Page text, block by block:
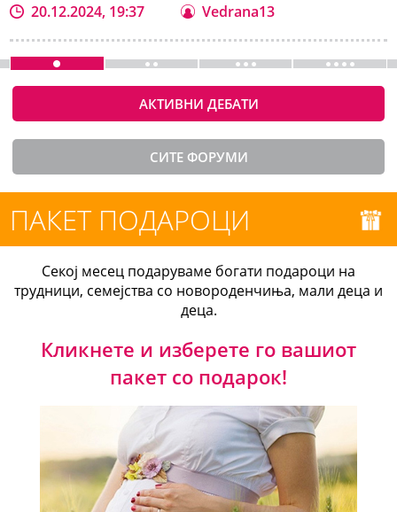
20.12.2024, 19:37 Vedrana13
АКТИВНИ ДЕБАТИ
СИТЕ ФОРУМИ
ПАКЕТ ПОДАРОЦИ
Секој месец подаруваме богати подароци на
трудници, семејства со новороденчиња, мали деца и
деца.
Кликнете и изберете го вашиот
пакет со подарок!